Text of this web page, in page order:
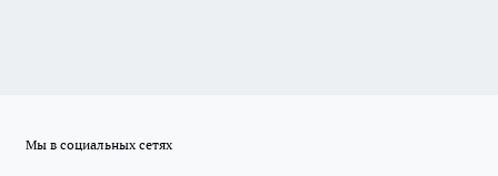
Мы в социальных сетях